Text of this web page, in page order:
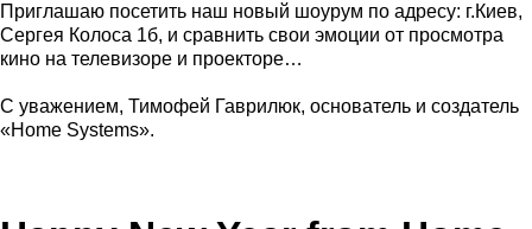
Приглашаю посетить наш новый шоурум по адресу: г.Киев,
Сергея Колоса 1б, и сравнить свои эмоции от просмотра
кино на телевизоре и проекторе…
С уважением, Тимофей Гаврилюк, основатель и создатель
«Home Systems».